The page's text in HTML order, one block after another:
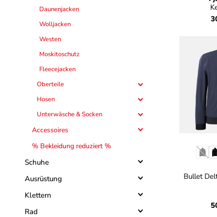
Daunenjacken
Wolljacken
Westen
Moskitoschutz
Fleecejacken
Oberteile
Hosen
Unterwäsche & Socken
Accessoires
% Bekleidung reduziert %
Schuhe
Ausrüstung
Klettern
Rad
Bullet
Farbe